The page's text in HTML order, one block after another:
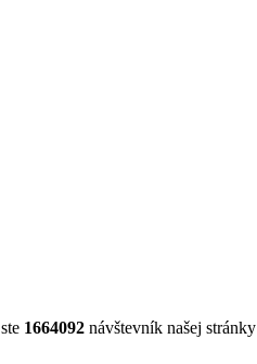
ste 1664092 návštevník našej stránky